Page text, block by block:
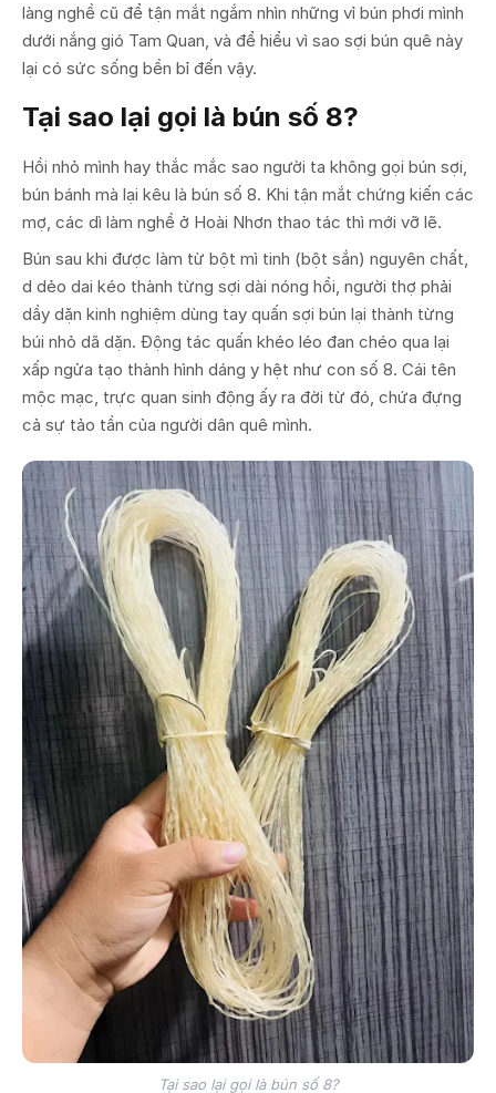
làng nghề cũ để tận mắt ngắm nhìn những vỉ bún phơi mình
dưới nắng gió Tam Quan, và để hiểu vì sao sợi bún quê này
lại có sức sống bền bỉ đến vậy.
Tại sao lại gọi là bún số 8?
Hồi nhỏ mình hay thắc mắc sao người ta không gọi bún sợi,
bún bánh mà lại kêu là bún số 8. Khi tận mắt chứng kiến các
mợ, các dì làm nghề ở Hoài Nhơn thao tác thì mới vỡ lẽ.
Bún sau khi được làm từ bột mì tinh (bột sắn) nguyên chất,
d dẻo dai kéo thành từng sợi dài nóng hổi, người thợ phải
dầy dặn kinh nghiệm dùng tay quấn sợi bún lại thành từng
búi nhỏ dã dặn. Động tác quấn khéo léo đan chéo qua lại
xấp ngửa tạo thành hình dáng y hệt như con số 8. Cái tên
mộc mạc, trực quan sinh động ấy ra đời từ đó, chứa đựng
cả sự tảo tần của người dân quê mình.
Tại sao lại gọi là bún số 8?